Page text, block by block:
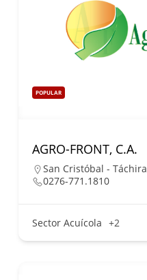
POPULAR
AGRO-FRONT, C.A.
San Cristóbal - Táchira
0276-771.1810
Sector Acuícola +2